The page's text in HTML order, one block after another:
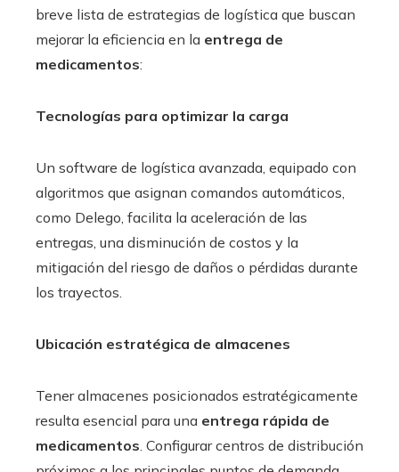
breve lista de estrategias de logística que buscan
mejorar la eficiencia en la entrega de
medicamentos:
Tecnologías para optimizar la carga
Un software de logística avanzada, equipado con
algoritmos que asignan comandos automáticos,
como Delego, facilita la aceleración de las
entregas, una disminución de costos y la
mitigación del riesgo de daños o pérdidas durante
los trayectos.
Ubicación estratégica de almacenes
Tener almacenes posicionados estratégicamente
resulta esencial para una entrega rápida de
medicamentos. Configurar centros de distribución